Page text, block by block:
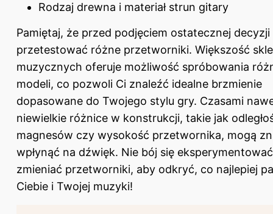
Rodzaj drewna i materiał strun gitary
Pamiętaj, że przed podjęciem ostatecznej
przetestować różne przetworniki. Większość
muzycznych oferuje możliwość spróbowania
modeli, co pozwoli Ci znaleźć idealne brzmienie
dopasowane do Twojego stylu gry. Czasami
niewielkie różnice w konstrukcji, takie jak
magnesów czy wysokość przetwornika, mogą
wpłynąć na dźwięk. Nie bój się
zmieniać przetworniki, aby odkryć, co najlepiej
Ciebie i Twojej muzyki!